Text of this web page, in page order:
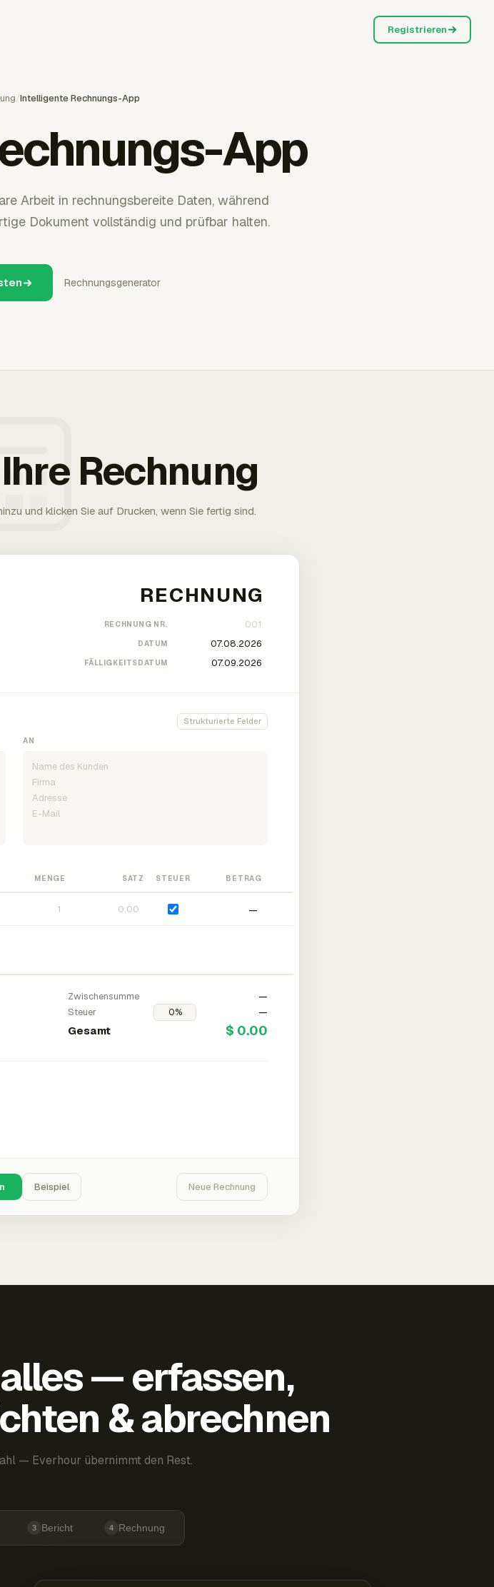
Registrieren
/Intelligente Rechnungs-App
App
Arbeit in rechnungsbereite Daten, während
Dokument vollständig und prüfbar halten.
Rechnungsgenerator
Rechnung
und klicken Sie auf Drucken, wenn Sie fertig sind.
RECHNUNG NR.
DATUM
FÄLLIGKEITSDATUM
Strukturierte Felder
AN
MENGE SATZ STEUER BETRAG
—
Zwischensumme
—
Steuer
—
Gesamt $ 0.00
Beispiel Neue Rechnung
— erfassen,
& abrechnen
— Everhour übernimmt den Rest.
3 Bericht 4 Rechnung